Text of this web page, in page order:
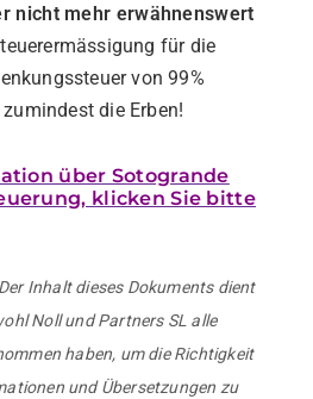
nicht mehr erwähnenswert
für die
von 99%
die Erben!
über Sotogrande
klicken Sie bitte
Inhalt dieses Dokuments dient
Noll und Partners SL alle
haben, um die Richtigkeit
und Übersetzungen zu